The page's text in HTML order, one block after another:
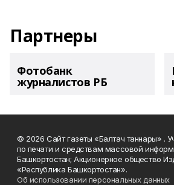
Партнеры
Фотобанк
журналистов РБ
© 2026 Сайт газеты «Балтач таннары» .
по печати и средствам массовой
Башкортостан; Акционерное общество
«Республика Башкортостан».
Об использовании персональных данных